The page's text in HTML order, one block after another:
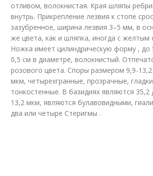
отливом, волокнистая. Края шляпы
внутрь. Прикрепление лезвия к стопе
зазубренное, ширина лезвия 3–5 мм, в
же цвета, как и шляпка, иногда с желтым
Ножка имеет цилиндрическую форму , до
0,5 см в диаметре, волокнистый.
розового цвета. Споры размером 9,9-
мкм, четырехгранные, прозрачные,
тонкостенные. В базидиях являются 35,2
13,2 мкм, являются булавовидными,
два или четыре Стеригмы .